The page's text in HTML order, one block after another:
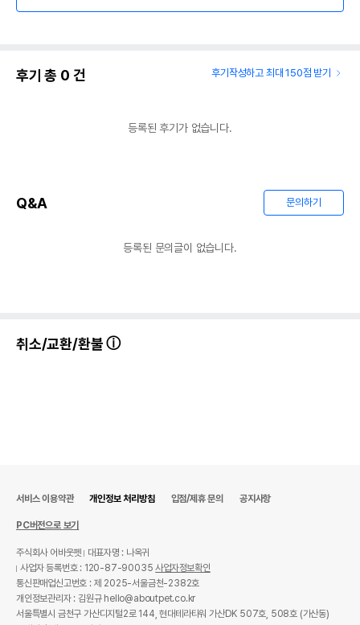
후기 총 0 건 후기작성하고 최대 150점 받기
등록된 후기가 없습니다.
Q&A 문의하기
등록된 문의글이 없습니다.
취소/교환/환불
서비스 이용약관 개인정보 처리방침 입점/제휴 문의 공지사항
PC버전으로 보기
주식회사 어바웃펫
대표자명 : 나옥귀
사업자 등록번호 : 120-87-90035사업자정보확인
통신판매업신고번호 : 제 2025-서울금천-2382호
개인정보관리자 : 김원규 hello@aboutpet.co.kr
서울특별시 금천구 가산디지털2로 144, 현대테라타워 가산DK 507호, 508호 (가산동)